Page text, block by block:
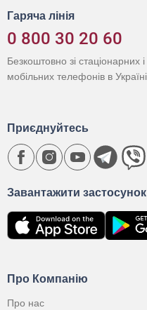
Гаряча лінія
0 800 30 20 60
Безкоштовно зі стаціонарних і
мобільних телефонів в Україні
Про Компанію
Про нас
Завантажити застосунок
Приєднуйтесь